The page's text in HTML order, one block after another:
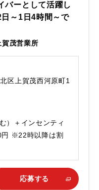
バ
イ
バーとして活躍し
～1日4時間～で
茂営業所
区上賀茂西河原町1
）＋インセンティ
※22時以降は割
応募する